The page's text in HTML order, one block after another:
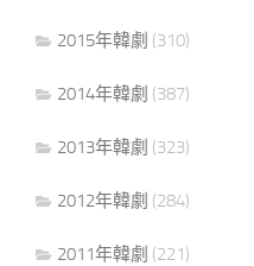
2015年韓劇 (310)
2014年韓劇 (387)
2013年韓劇 (323)
2012年韓劇 (284)
2011年韓劇 (221)